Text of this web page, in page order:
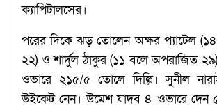
ক্যাপিটালসের।
পরের দিকে ঝড় তোলেন অক্ষর প্যাটেল
২২) ও শার্দুল ঠাকুর (১১ বলে অপরাজিত
ওভারে ২১৫/৫ তোলে দিল্লি। সুনীল
উইকেট নেন। উমেশ যাদব ৪ ওভারে দেন